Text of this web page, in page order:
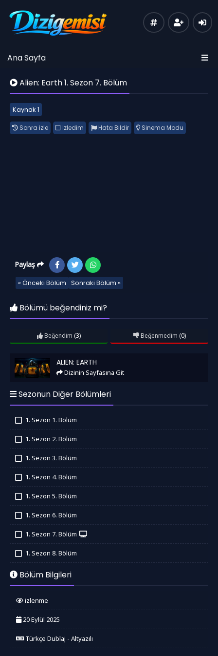
Ana Sayfa
Alien: Earth 1. Sezon 7. Bölüm
Kaynak 1
Sonra izle İzledim Hata Bildir Sinema Modu
Paylaş
« Önceki Bölüm Sonraki Bölüm »
Bölümü beğendiniz mi?
Beğendim (3) Beğenmedim (0)
Alien: Earth ALIEN: EARTH
Dizinin Sayfasına Git
Sezonun Diğer Bölümleri
1. Sezon 1. Bölüm
1. Sezon 2. Bölüm
1. Sezon 3. Bölüm
1. Sezon 4. Bölüm
1. Sezon 5. Bölüm
1. Sezon 6. Bölüm
1. Sezon 7. Bölüm
1. Sezon 8. Bölüm
Bölüm Bilgileri
izlenme
20 Eylül 2025
Türkçe Dublaj - Altyazılı